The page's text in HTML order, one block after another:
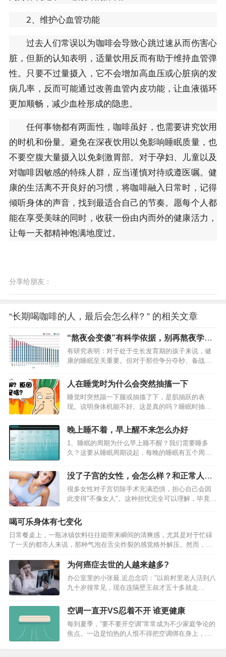
2、维护心血管功能
过去人们常误以为咖啡会导致心跳过速从而伤害心
脏，但新的认知表明，适量饮用反而有助于维持血管弹
性。只要不过量摄入，它不会增加高血压或心脏病的发
病几率，反而可能通过改善血管内皮功能，让血液循环
更加顺畅，减少血栓形成的隐患。
任何事物都有两面性，咖啡虽好，也需要讲究饮用
的时机和份量。避免在深夜饮用以免影响睡眠质量，也
不要空腹大量摄入以免刺激胃部。对于孕妇、儿童以及
对咖啡因敏感的特殊人群，应当谨慎对待或遵医嘱。健
康的生活离不开良好的习惯，将咖啡融入日常时，记得
倾听身体的声音，找到最适合自己的节奏。愿每个人都
能在享受美味的同时，收获一份由内而外的健康活力，
让每一天都精神饱满地度过。
分享给朋友：
“长期喝咖啡的人，最后会怎么样? ” 的相关文章
“熬夜会变傻”有科学依据，别再熬夜学习
了！
有研究表明：对于处于生长发育期的孩子来说，健
康的睡眠至关重要。但对于那些争分夺秒、备战中
前上床休息对他们来说都是很难的。 不少学生从高
一开始就被各种灌鸡汤，觉得自己只要晚上不睡
觉，然后熬夜努力学习，自己就能考上好大学。然
后长期奋斗在熬夜一线。 众所周知，普通成年人每
天一般需要6–8小时睡眠时间，方能充分满足一天的
工作生活需求，未成年人的睡眠时间则更长： 上
经设计过的一个睡眠时间表，里面详细写好了每个
年…
人在睡觉时为什么会突然抽搐一下
睡觉时突然踹一下腿或抽搐了下，是肌抽跃的表
现。说明身体机能不好。这是真的吗？睡眠时抽搐
种急速的肌肉不自主抽搐，类似触电一样的动作。
较严重的肌抽跃症是一种会影响人正常生活的躯体
病症，但生理性肌抽跃（比如打嗝、疲劳或紧张时
出现的肌肉抽搐）在正常人的生活中也不时出现，
可以说与身体健康没有什么太大的关系。向左转|向
右转【入睡抽搐≠肌抽跃】 “睡觉的时候，突然抽搐
入睡时全身肌肉突然不自主地抽搐。此过程中，往
往…
晚上睡不着，早上醒不来怎么办好
1、睡眠的周期为什么早上睡不醒？我们需要睡多
久？这要从睡眠周期说起，每晚的睡眠有五个周
次，也就是6～7.5小时。因此如果我们晚上10:30睡
觉，就应该在早上6点醒来，便不会感到疲惫。不过
研究也发现，需要多长时间睡眠会因人而异。 从这
个角度看，运动手环、智能手表确实可以帮助你，
它们记录你的睡眠周期，在你周期结束的浅睡眠期
唤醒你。2、光线与睡眠研究表明，清晨的光线若能
照度大于2500，这相当于多云天的…
没了子宫的女性，会怎么样？和正常人有
啥区别？
很多女性对子宫切除手术充满恐惧，担心自己会因
此变得"不像女人"。这种担忧完全可以理解，毕竟子
告诉我们，事实可能和想象不太一样。 没了子宫的
女性，会怎么样？和正常人有啥区别？看完心里了
然 一、生理上的变化 1.月经消失 子宫切除后最直接
的…
喝可乐身体有七变化
日常餐桌上，一瓶冰镇饮料往往能带来瞬间的清爽感，尤其是对于忙碌
了一天的都市人来说，那种气泡在舌尖炸裂的感觉格外解压。然而，对
于身体已经发出预警信号的人群而言，这种看似普通的快乐水可能潜藏
着不小的隐患。特别是那些已经被确诊为血压偏高的人群，如果频繁将
可乐作为日常解渴的首选，身体内部的环境可能会在不知不觉中发生一
系列改变。这些变化并非危言耸听，而是基于人体代谢机制产生的真实
反应，值得每一位关注心血管健康的人仔细审视。 一、血压数值的波动
风险 1、咖啡因的短期刺…
为何癌症去世的人越来越多?
办公室里的小张最.近总念叨："以前村里老人活到八
九十岁很常见，现在连隔壁王叔才五十多就走
觉得癌症是遥不可及的"富贵病"，如今却像躲在暗处
的影子，不知什么时候就会突然窜出来。更让人后
背发凉的是，世界卫生组织最.新数据显示，全球每5
个人里就有1人可能被癌症盯上。到底是什么让这
空调一直开VS忍着不开 谁更健康
每到夏季，“要不要开空调”常常成为不少家庭争论的
焦点。一边是怕热的人恨不得把空调绑在身上，另